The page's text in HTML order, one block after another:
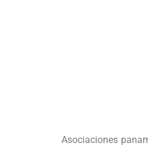
Asociaciones